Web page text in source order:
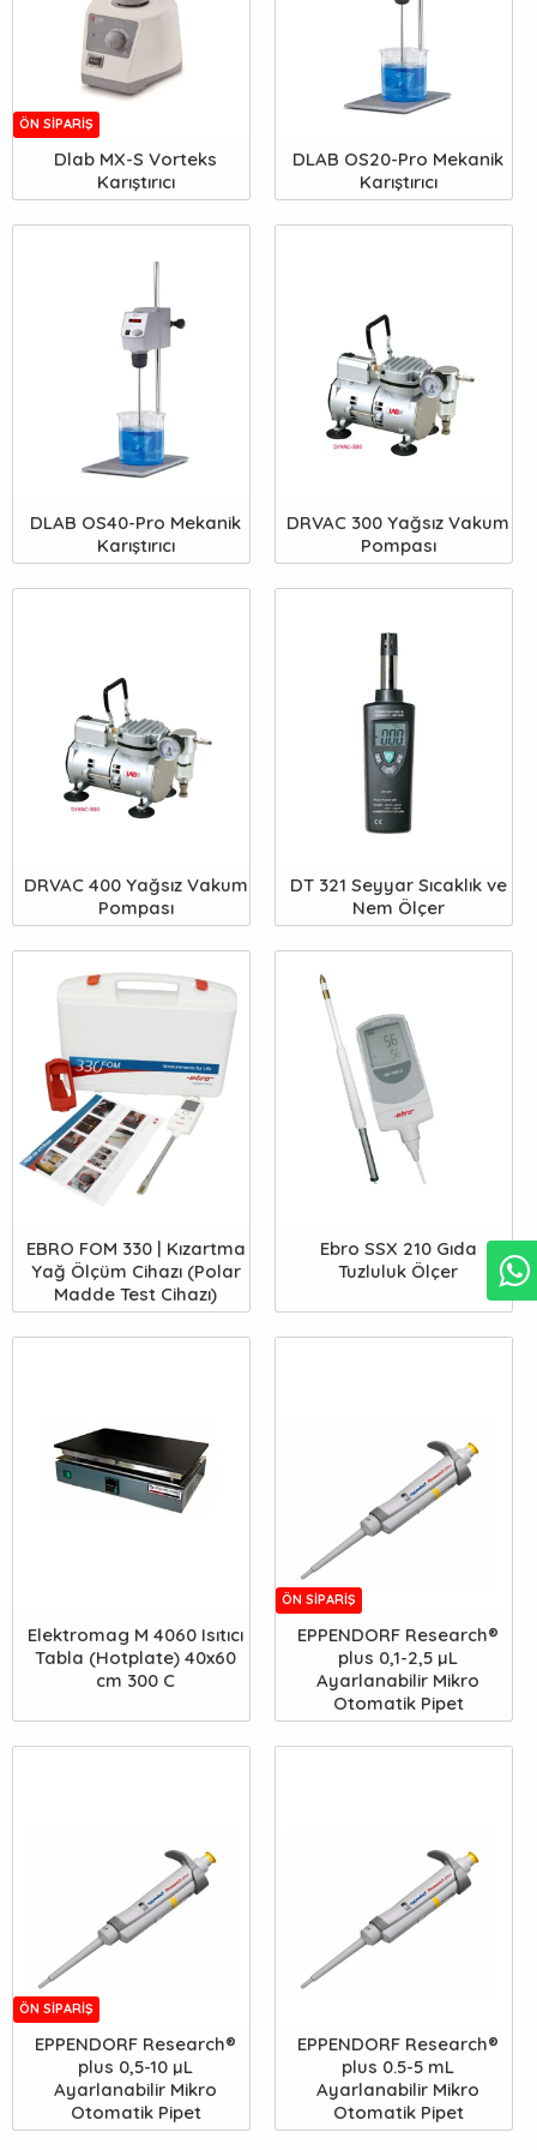
ÖN SIPARIŞ
Dlab MX-S Vorteks
Karıştırıcı
DLAB OS20-Pro Mekanik
Karıştırıcı
DLAB OS40-Pro Mekanik
Karıştırıcı
DRVAC 300 Yağsız Vakum
Pompası
DRVAC 400 Yağsız Vakum
Pompası
DT 321 Seyyar Sıcaklık ve
Nem Ölçer
EBRO FOM 330 | Kızartma
Yağ Ölçüm Cihazı (Polar
Madde Test Cihazı)
Ebro SSX 210 Gıda
Tuzluluk Ölçer
Elektromag M 4060 Isıtıcı
Tabla (Hotplate) 40x60
cm 300 C
ÖN SIPARIŞ
EPPENDORF Research®
plus 0,1-2,5 µL
Ayarlanabilir Mikro
Otomatik Pipet
ÖN SIPARIŞ
EPPENDORF Research®
plus 0,5-10 µL
Ayarlanabilir Mikro
Otomatik Pipet
EPPENDORF Research®
plus 0.5-5 mL
Ayarlanabilir Mikro
Otomatik Pipet